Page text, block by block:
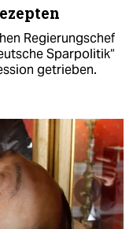
Regierungschef
Sparpolitik“
getrieben.